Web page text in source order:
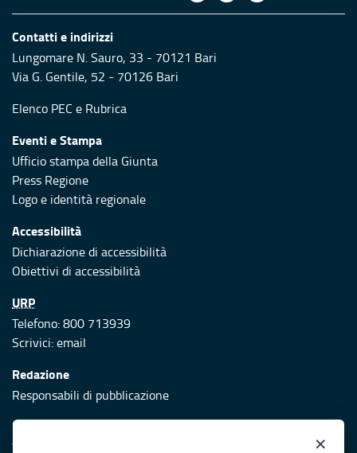
Contatti e indirizzi
Lungomare N. Sauro, 33 - 70121 Bari
Via G. Gentile, 52 - 70126 Bari
Elenco PEC e Rubrica
Eventi e Stampa
Ufficio stampa della Giunta
Press Regione
Logo e identità regionale
Accessibilità
Dichiarazione di accessibilità
Obiettivi di accessibilità
URP
Telefono: 800 713939
Scrivici:email
Redazione
Responsabili di pubblicazione
Protezione civile
Vai al sito di Protezione Civile Puglia ×